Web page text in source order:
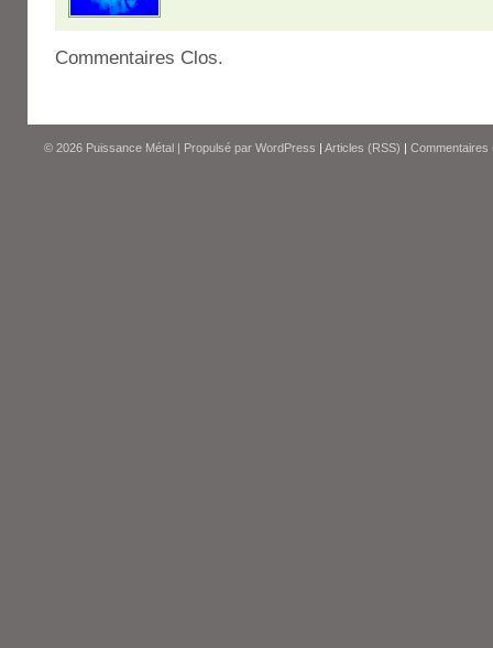
Commentaires Clos.
© 2026 Puissance Métal | Propulsé par WordPress | Articles (RSS) | Commentaires